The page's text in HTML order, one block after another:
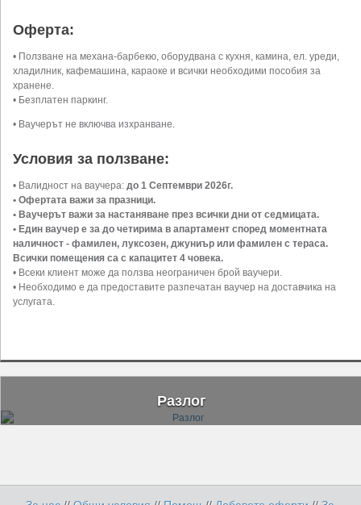
Оферта:
• Ползване на механа-барбекю, оборудвана с кухня, камина, ел. уреди,
хладилник, кафемашина, караоке и всички необходими пособия за
хранене.
• Безплатен паркинг.
• Ваучерът не включва изхранване.
Условия за ползване:
• Валидност на ваучера: до 1 Септември 2026г.
• Офертата важи за празници.
• Ваучерът важи за настаняване през всички дни от седмицата.
• Един ваучер е за до четирима в апартамент според моментната
наличност - фамилен, луксозен, джуниър или фамилен с тераса.
Всички помещения са с капацитет 4 човека.
• Всеки клиент може да ползва неограничен брой ваучери.
• Необходимо е да предоставите разпечатан ваучер на доставчика на
услугата.
Разлог